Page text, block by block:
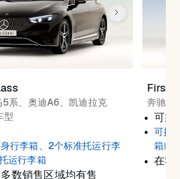
5系、奥迪A6、凯迪拉克
型
行李箱、2个标准托运行李
运行李箱
数销售区域均有售
First
奔驰S
可乘
可携
箱或
在我